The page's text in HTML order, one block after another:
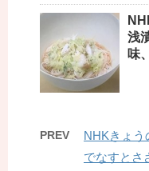
浅
味
PREV
NHKきょう
でなすとさ